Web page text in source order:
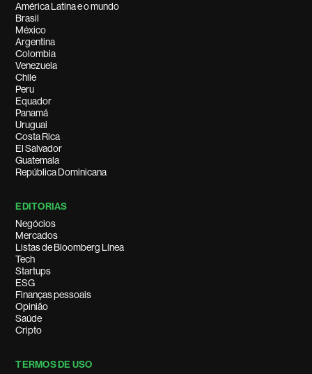
América Latina e o mundo
Brasil
México
Argentina
Colombia
Venezuela
Chile
Peru
Equador
Panamá
Uruguai
Costa Rica
El Salvador
Guatemala
República Dominicana
EDITORIAS
Negócios
Mercados
Listas de Bloomberg Línea
Tech
Startups
ESG
Finanças pessoais
Opinião
Saúde
Cripto
TERMOS DE USO